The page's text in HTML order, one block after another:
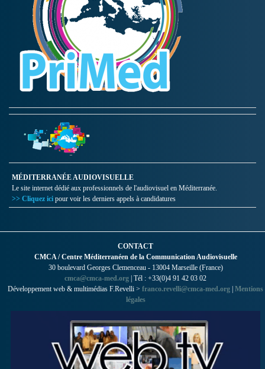
MÉDITERRANÉE AUDIOVISUELLE
Le site internet dédié aux professionnels de l'audiovisuel en Méditerranée.
>> Cliquez ici pour voir les derniers appels à candidatures
CONTACT
CMCA / Centre Méditerranéen de la Communication Audiovisuelle
30 boulevard Georges Clemenceau - 13004 Marseille (France)
cmca@cmca-med.org | Tél : +33(0)4 91 42 03 02
Développement web & multimédias F.Revelli > franco.revelli@cmca-med.org | Mentions
légales